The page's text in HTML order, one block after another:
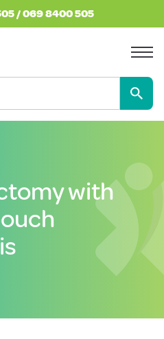
/ 069 8400 505
with